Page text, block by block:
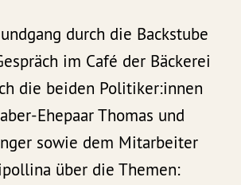
durch die Backstube
im Café der Bäckerei
die beiden Politiker:innen
Ehepaar Thomas und
sowie dem Mitarbeiter
über die Themen: